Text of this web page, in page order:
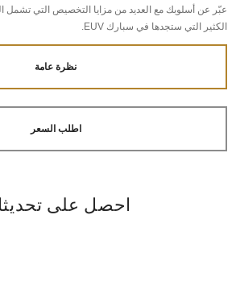
عبّر عن أسلوبك مع العديد من مزايا التخصيص التي تشمل
الكثير التي ستجدها في سبارك EUV.
نظرة عامة
اطلب السعر
احصل على